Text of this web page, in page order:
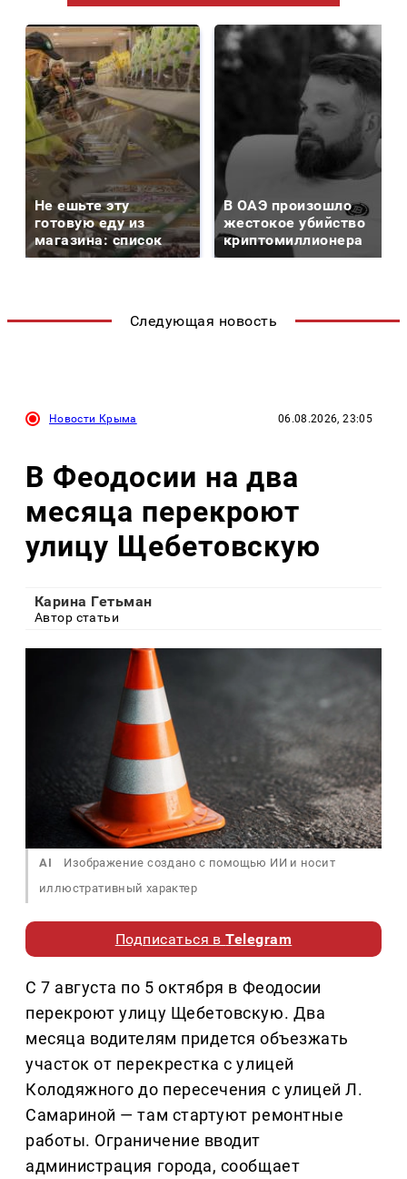
Не ешьте эту
готовую еду из
магазина: список
В ОАЭ произошло
жестокое убийство
криптомиллионера
Следующая новость
Новости Крыма 06.08.2026, 23:05
В Феодосии на два
месяца перекроют
улицу Щебетовскую
Карина Гетьман
Автор статьи
AI
Изображение создано с помощью ИИ и носит
иллюстративный характер
Подписаться вTelegram
С 7 августа по 5 октября в Феодосии
перекроют улицу Щебетовскую. Два
месяца водителям придется объезжать
участок от перекрестка с улицей
Колодяжного до пересечения с улицей Л.
Самариной — там стартуют ремонтные
работы. Ограничение вводит
администрация города, сообщает